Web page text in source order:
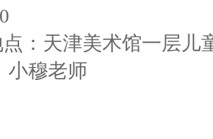
： 天津美术馆一层儿
小穆老师